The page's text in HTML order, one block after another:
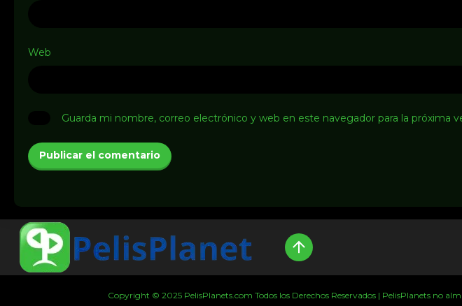
Web
Guarda mi nombre, correo electrónico y web en este navegador para la próxima
Copyright © 2025 PelisPlanets.com Todos los Derechos Reservados | PelisPlanets no